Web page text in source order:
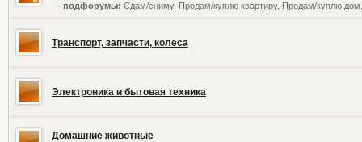
— подфорумы: Сдам/сниму, Продам/куплю квартиру, Продам/куплю
Транспорт, запчасти, колеса
Электроника и бытовая техника
Домашние животные